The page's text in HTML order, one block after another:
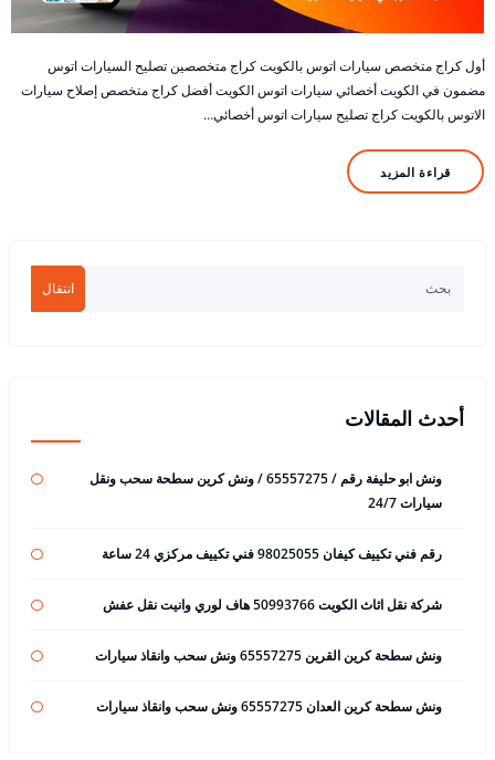
أول كراج متخصص سيارات اتوس بالكويت كراج متخصصين تصليح السيارات اتوس
مضمون في الكويت أخصائي سيارات اتوس الكويت أفضل كراج متخصص إصلاح سيارات
الاتوس بالكويت كراج تصليح سيارات اتوس أخصائي…
قراءة المزيد
انتقال
أحدث المقالات
ونش ابو حليفة رقم / 65557275 / ونش كرين سطحة سحب ونقل
سيارات 24/7
رقم فني تكييف كيفان 98025055 فني تكييف مركزي 24 ساعة
شركة نقل اثاث الكويت 50993766 هاف لوري وانيت نقل عفش
ونش سطحة كرين القرين 65557275 ونش سحب وانقاذ سيارات
ونش سطحة كرين العدان 65557275 ونش سحب وانقاذ سيارات